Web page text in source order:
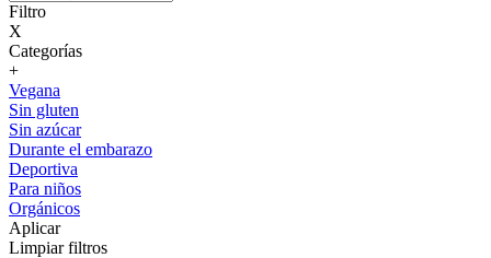
Filtro
X
Categorías
+
Vegana
Sin gluten
Sin azúcar
Durante el embarazo
Deportiva
Para niños
Orgánicos
Aplicar
Limpiar filtros